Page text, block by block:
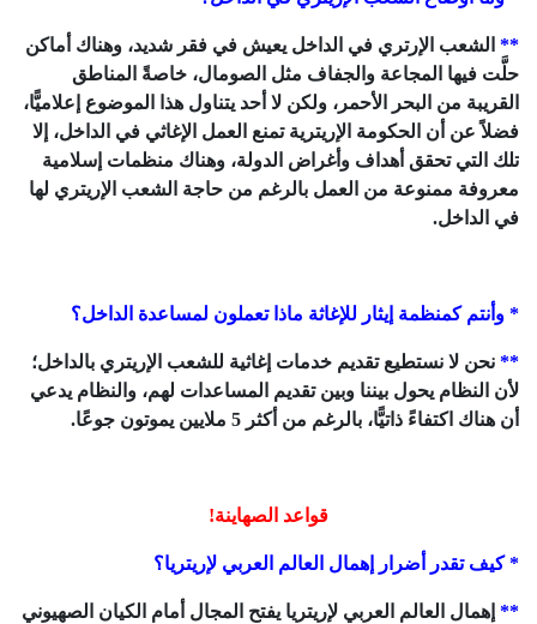
** الشعب الإرتري في الداخل يعيش في فقر شديد، وهناك أماكن
حلَّت فيها المجاعة والجفاف مثل الصومال، خاصةً المناطق
القريبة من البحر الأحمر، ولكن لا أحد يتناول هذا الموضوع إعلاميًّا،
فضلاً عن أن الحكومة الإريترية تمنع العمل الإغاثي في الداخل، إلا
تلك التي تحقق أهداف وأغراض الدولة، وهناك منظمات إسلامية
معروفة ممنوعة من العمل بالرغم من حاجة الشعب الإريتري لها
في الداخل.
* وأنتم كمنظمة إيثار للإغاثة ماذا تعملون لمساعدة الداخل؟
** نحن لا نستطيع تقديم خدمات إغاثية للشعب الإريتري بالداخل؛
لأن النظام يحول بيننا وبين تقديم المساعدات لهم، والنظام يدعي
أن هناك اكتفاءً ذاتيًّا، بالرغم من أكثر 5 ملايين يموتون جوعًا.
قواعد الصهاينة!
* كيف تقدر أضرار إهمال العالم العربي لإريتريا؟
** إهمال العالم العربي لإريتريا يفتح المجال أمام الكيان الصهيوني